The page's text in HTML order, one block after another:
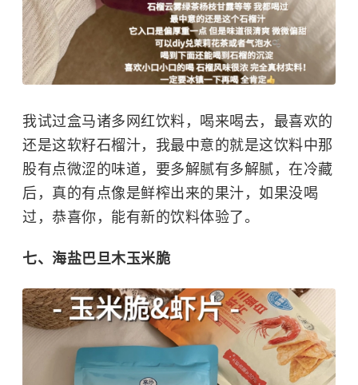
我试过盒马诸多网红饮料，喝来喝去，最喜欢的
还是这软籽石榴汁，我最中意的就是这饮料中那
股有点微涩的味道，要多解腻有多解腻，在冷藏
后，真的有点像是鲜榨出来的果汁，如果没喝
过，恭喜你，能有新的饮料体验了。
七、海盐巴旦木玉米脆